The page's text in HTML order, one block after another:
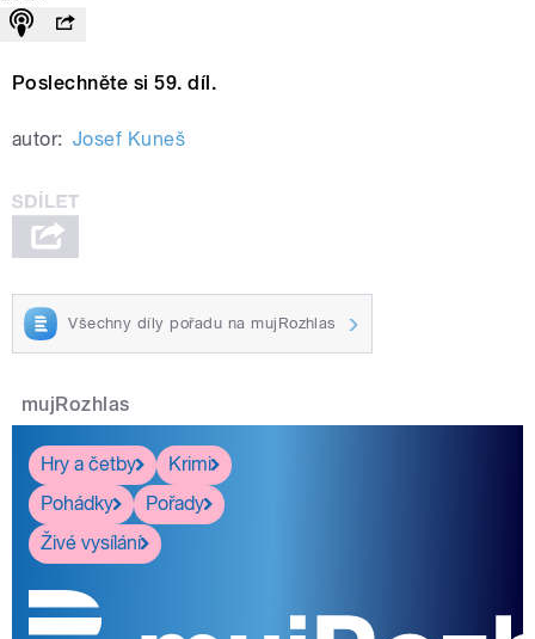
Poslechněte si 59. díl.
autor: Josef Kuneš
Všechny díly pořadu na mujRozhlas
mujRozhlas
Hry a četby
Krimi
Pohádky
Pořady
Živé vysílání